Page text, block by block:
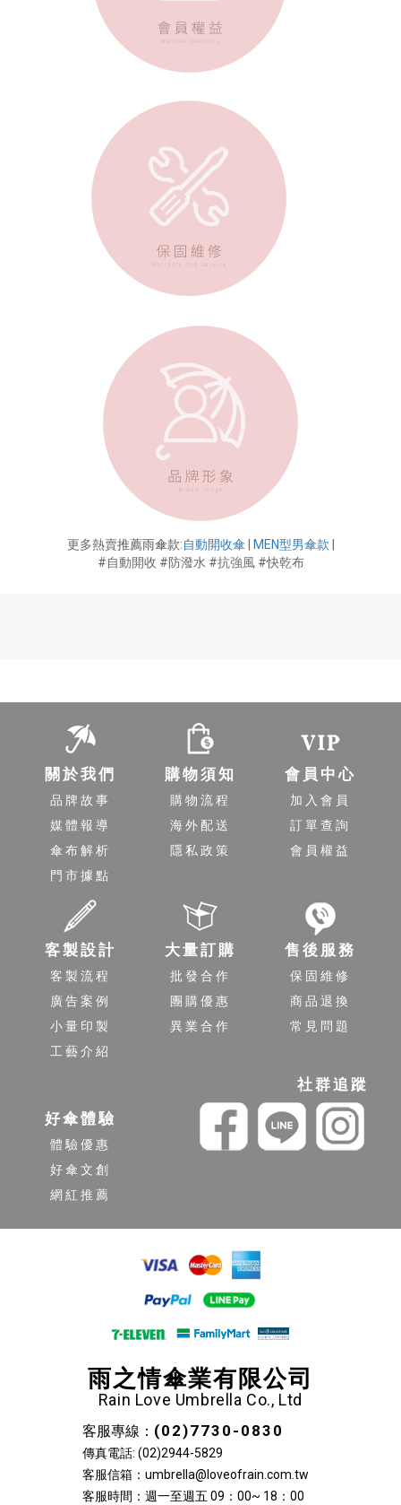
更多熱賣推薦雨傘款:自動開收傘 | MEN型男傘款 |
#自動開收 #防潑水 #抗強風 #快乾布
關於我們
品牌故事
媒體報導
傘布解析
門市據點
購物須知
購物流程
海外配送
隱私政策
會員中心
加入會員
訂單查詢
會員權益
客製設計
客製流程
廣告案例
小量印製
工藝介紹
大量訂購
批發合作
團購優惠
異業合作
售後服務
保固維修
商品退換
常見問題
好傘體驗
體驗優惠
好傘文創
網紅推薦
社群追蹤
雨之情傘業有限公司
Rain Love Umbrella Co., Ltd
客服專線： (02)7730-0830
傳真電話: (02)2944-5829
客服信箱：umbrella@loveofrain.com.tw
客服時間：週一至週五 09：00~ 18：00